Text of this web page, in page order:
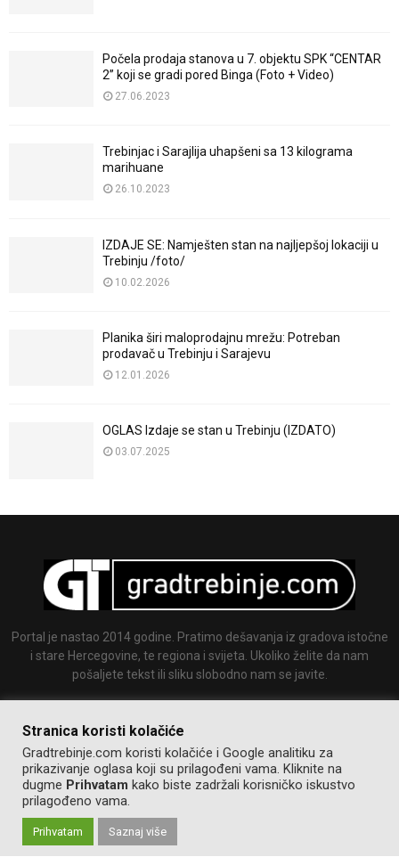
Počela prodaja stanova u 7. objektu SPK “CENTAR
2” koji se gradi pored Binga (Foto + Video)
27.06.2023
Trebinjac i Sarajlija uhapšeni sa 13 kilograma
marihuane
26.10.2023
IZDAJE SE: Namješten stan na najljepšoj lokaciji u
Trebinju /foto/
10.02.2026
Planika širi maloprodajnu mrežu: Potreban
prodavač u Trebinju i Sarajevu
12.01.2026
OGLAS Izdaje se stan u Trebinju (IZDATO)
03.07.2025
Portal je nastao 2014 godine. Pratimo dešavanja iz gradova istočne
i stare Hercegovine, te regiona i svijeta. Ukoliko želite da nam
pošaljete tekst ili sliku slobodno nam se javite.
@2014-2020. Sva prava zadržana.
Stranica koristi kolačiće
Gradtrebinje.com koristi kolačiće i Google analitiku za
prikazivanje oglasa koji su prilagođeni vama. Kliknite na
dugme Prihvatam kako biste zadržali korisničko iskustvo
prilagođeno vama.
Prihvatam Saznaj više